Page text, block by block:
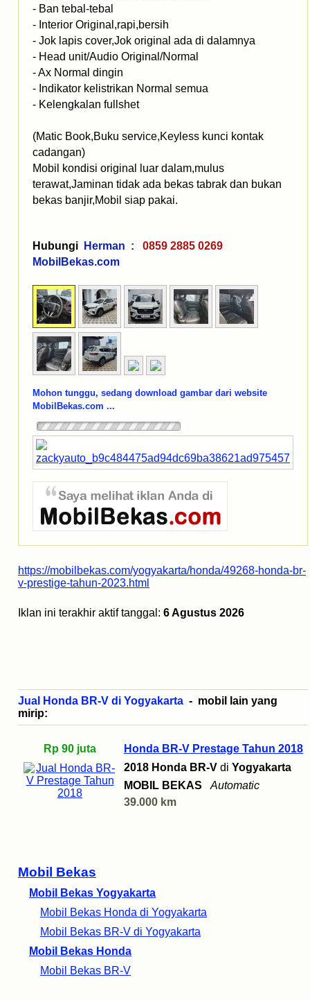
Mobil Bekas
Mobil Bekas Yogyakarta
Mobil Bekas Honda di Yogyakarta
Mobil Bekas BR-V di Yogyakarta
Mobil Bekas Honda
Mobil Bekas BR-V
- Ban tebal-tebal
- Interior Original,rapi,bersih
- Jok lapis cover,Jok original ada di dalamnya
- Head unit/Audio Original/Normal
- Ax Normal dingin
- Indikator kelistrikan Normal semua
- Kelengkalan fullshet
(Matic Book,Buku service,Keyless kunci kontak
cadangan)
Mobil kondisi original luar dalam,mulus
terawat,Jaminan tidak ada bekas tabrak dan bukan
bekas banjir,Mobil siap pakai.
Hubungi Herman :
0859 2885 0269
MobilBekas.com
Mohon tunggu, sedang download gambar dari website
MobilBekas.com ...
https://mobilbekas.com/yogyakarta/honda/49268-honda-br-
v-prestige-tahun-2023.html
Iklan ini terakhir aktif tanggal: 6 Agustus 2026
Jual Honda BR-V di Yogyakarta - mobil lain yang
mirip:
Rp 90 juta
Honda BR-V Prestage Tahun 2018
2018 Honda BR-V di Yogyakarta
MOBIL BEKAS
Automatic
39.000 km